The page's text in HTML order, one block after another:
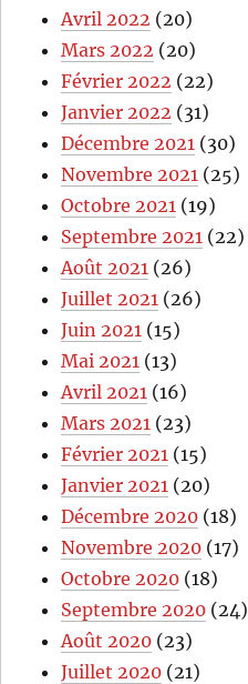
Avril 2022 (20)
Mars 2022 (20)
Février 2022 (22)
Janvier 2022 (31)
Décembre 2021 (30)
Novembre 2021 (25)
Octobre 2021 (19)
Septembre 2021 (22)
Août 2021 (26)
Juillet 2021 (26)
Juin 2021 (15)
Mai 2021 (13)
Avril 2021 (16)
Mars 2021 (23)
Février 2021 (15)
Janvier 2021 (20)
Décembre 2020 (18)
Novembre 2020 (17)
Octobre 2020 (18)
Septembre 2020 (24)
Août 2020 (23)
Juillet 2020 (21)